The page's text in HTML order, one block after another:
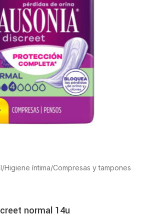
/Higiene íntima/Compresas y tampones
normal 14u